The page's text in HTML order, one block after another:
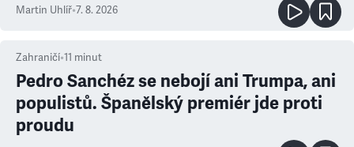
Martin Uhlíř•7. 8. 2026
Zahraničí•11 minut
Pedro Sanchéz se nebojí ani Trumpa, ani
populistů. Španělský premiér jde proti
proudu